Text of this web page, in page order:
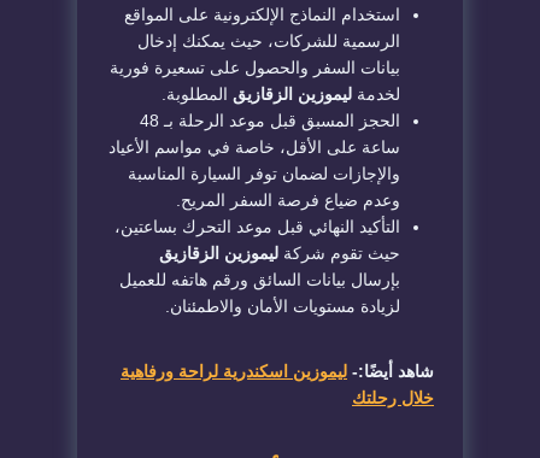
​استخدام النماذج الإلكترونية على المواقع
الرسمية للشركات، حيث يمكنك إدخال
بيانات السفر والحصول على تسعيرة فورية
لخدمة ليموزين الزقازيق المطلوبة.
​الحجز المسبق قبل موعد الرحلة بـ 48
ساعة على الأقل، خاصة في مواسم الأعياد
والإجازات لضمان توفر السيارة المناسبة
وعدم ضياع فرصة السفر المريح.
​التأكيد النهائي قبل موعد التحرك بساعتين،
حيث تقوم شركة ليموزين الزقازيق
بإرسال بيانات السائق ورقم هاتفه للعميل
لزيادة مستويات الأمان والاطمئنان.
شاهد أيضًا:- ليموزين اسكندرية لراحة ورفاهية
خلال رحلتك